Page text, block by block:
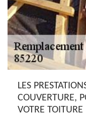
LES
COUVERTURE,
VOTRE TOITURE